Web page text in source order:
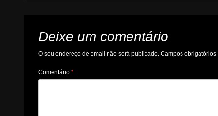
Deixe um comentário
O seu endereço de email não será publicado. Campos
Comentário*